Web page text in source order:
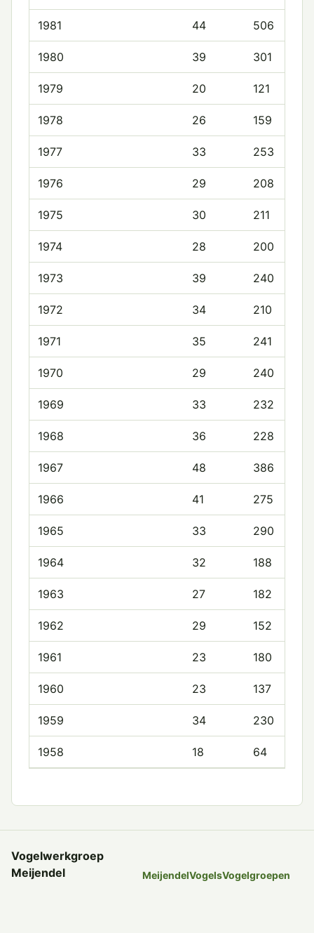
1981 44 506
1980 39 301
1979 20 121
1978 26 159
1977 33 253
1976 29 208
1975 30 211
1974 28 200
1973 39 240
1972 34 210
1971 35 241
1970 29 240
1969 33 232
1968 36 228
1967 48 386
1966 41 275
1965 33 290
1964 32 188
1963 27 182
1962 29 152
1961 23 180
1960 23 137
1959 34 230
1958 18 64
Vogelwerkgroep
Meijendel
MeijendelVogelsVogelgroepen